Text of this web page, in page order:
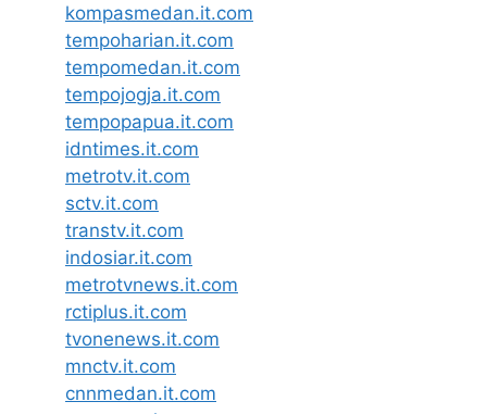
kompasmedan.it.com
tempoharian.it.com
tempomedan.it.com
tempojogja.it.com
tempopapua.it.com
idntimes.it.com
metrotv.it.com
sctv.it.com
transtv.it.com
indosiar.it.com
metrotvnews.it.com
rctiplus.it.com
tvonenews.it.com
mnctv.it.com
cnnmedan.it.com